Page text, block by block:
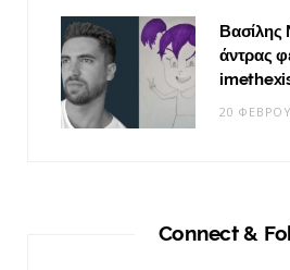
Βασίλης
άντρας
20
Connect &